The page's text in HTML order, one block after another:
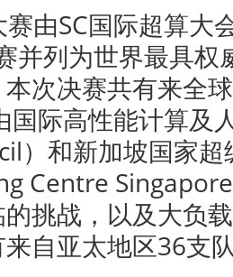
由SC国际超算大
并列为世界最具
次决赛共有来全
国际高性能计算及
）和新加坡国家
Centre
挑战，以及大负
自亚太地区36支